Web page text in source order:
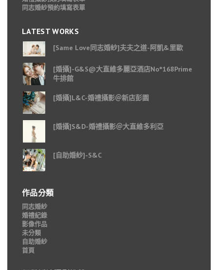
同志婚紗預約填寫表單
LATEST WORKS
[Same Love同志婚紗]夫夫之道-阿凱&里歐
[婚攝]-G&S@大直維多麗亞酒店No°168Prime
牛排館
[婚攝]L&C-婚禮攝影＠新店彭園
[婚攝]S&D-婚禮攝影＠大直維多利亞
[自助婚紗]-S&C
作品分類
同志婚紗
婚禮紀錄
影像作品
未分類
自助婚紗
首頁